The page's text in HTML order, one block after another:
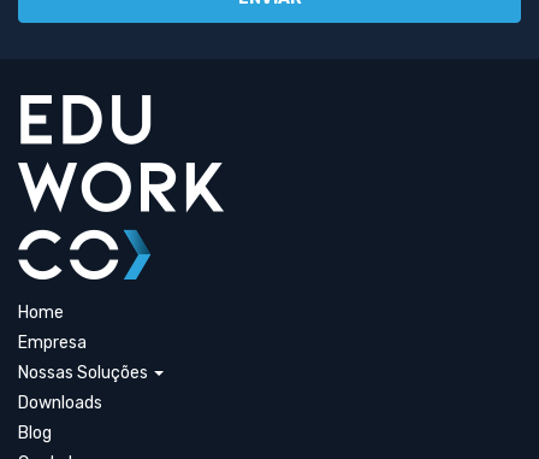
Home
Empresa
Nossas Soluções
Downloads
Blog